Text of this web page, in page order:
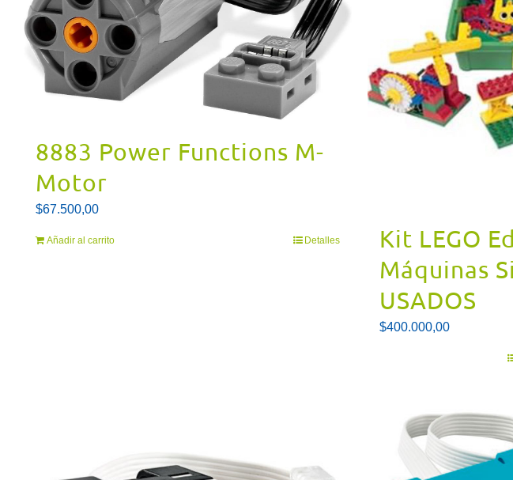
8883 Power Functions M-
Motor
$67.500,00
Añadir al carrito Detalles
Kit LEGO
Máquinas
USADOS
$400.000,00